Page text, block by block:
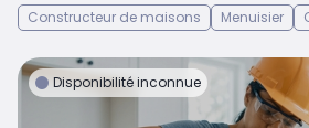
Constructeur de maisons Menuisier
Disponibilité inconnue